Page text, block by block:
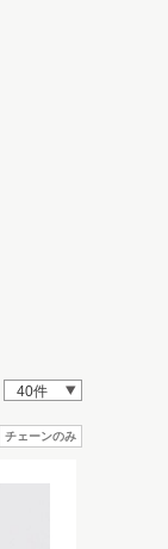
40件
チェーンのみ